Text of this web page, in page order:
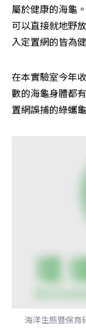
屬於健康的海龜
可以直接就地野
入定置網的皆為
在本實驗室今年
數的海龜身體都
置網誤捕的綠蠵
海洋生態暨保育